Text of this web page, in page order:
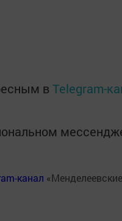
в Telegram-
канал